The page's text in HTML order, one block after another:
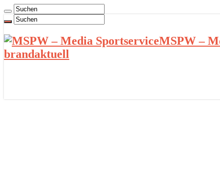
MSPW –
brandaktuell